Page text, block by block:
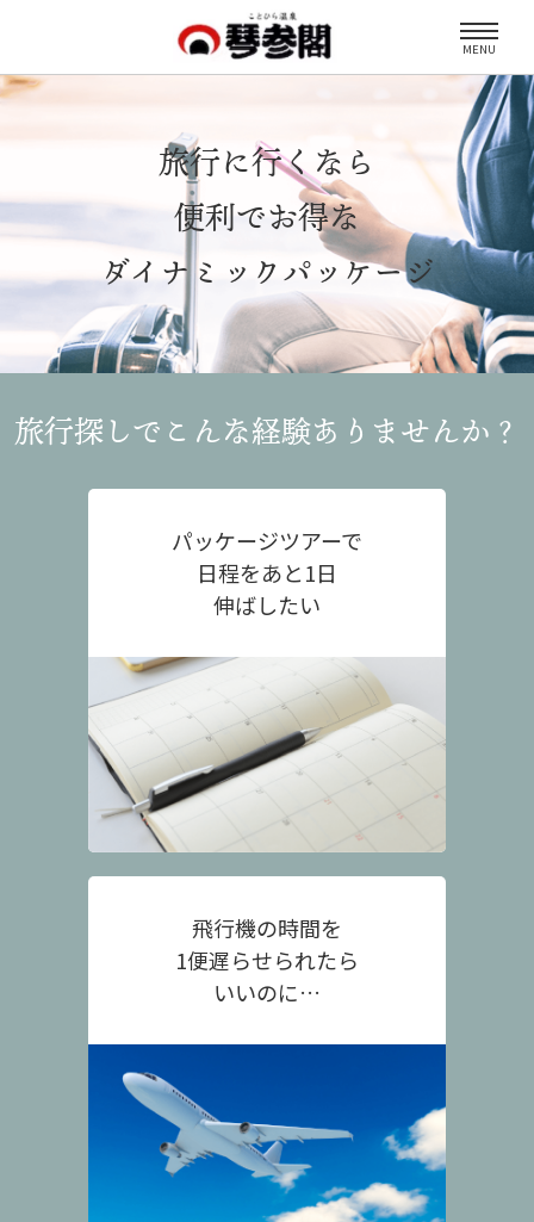
MENU
旅行に行くなら
便利でお得な
ダイナミックパッケージ
旅行探しでこんな経験ありませんか？
パッケージツアーで
日程をあと1日
伸ばしたい
飛行機の時間を
1便遅らせられたら
いいのに…